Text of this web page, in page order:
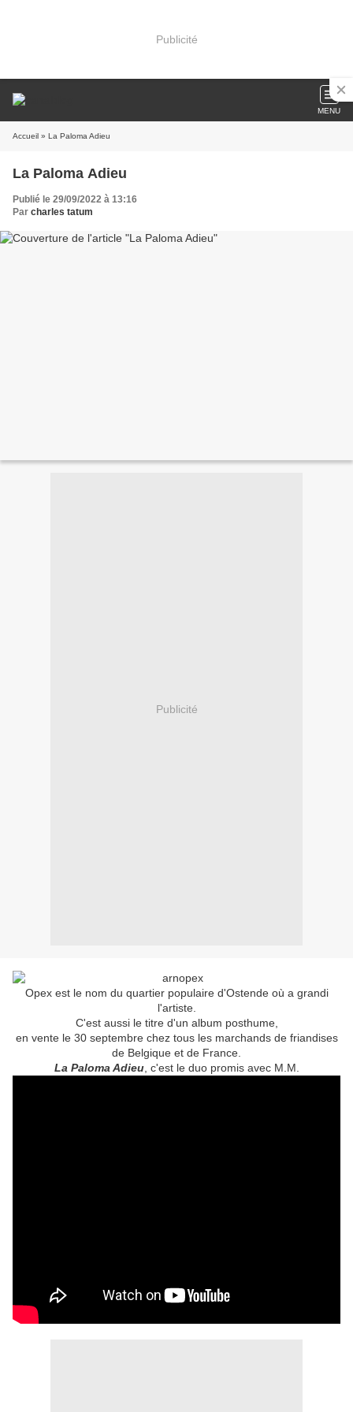
Publicité
MENU
Accueil » La Paloma Adieu
La Paloma Adieu
Publié le 29/09/2022 à 13:16
Par charles tatum
Publicité
Opex est le nom du quartier populaire d'Ostende où a grandi
l'artiste.
C'est aussi le titre d'un album posthume,
en vente le 30 septembre chez tous les marchands de friandises
de Belgique et de France.
La Paloma Adieu, c'est le duo promis avec M.M.